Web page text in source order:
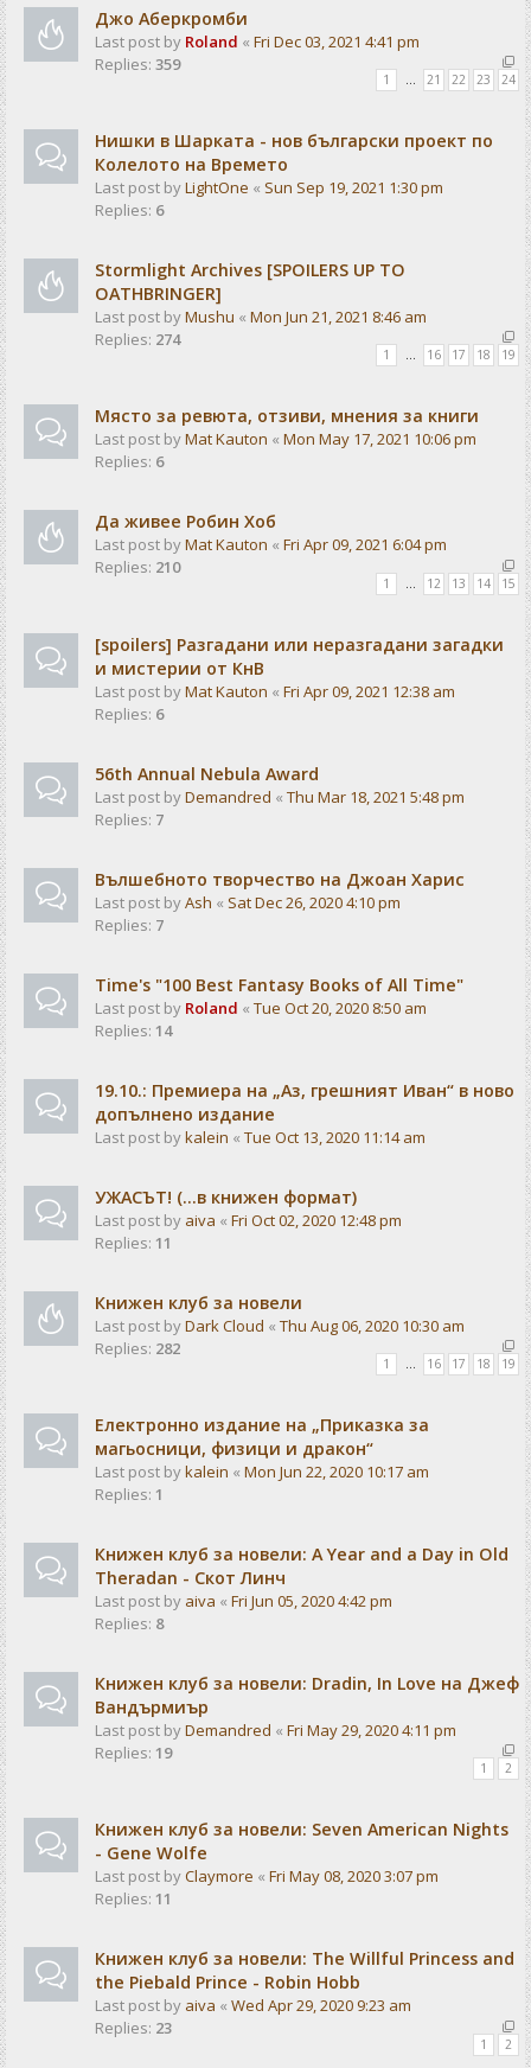
Джо Аберкромби
Last post by Roland « Fri Dec 03, 2021 4:41 pm
Replies: 359
1 … 21 22 23 24
Нишки в Шарката - нов български проект по
Колелото на Времето
Last post byLightOne « Sun Sep 19, 2021 1:30 pm
Replies: 6
Stormlight Archives [SPOILERS UP TO
OATHBRINGER]
Last post byMushu « Mon Jun 21, 2021 8:46 am
Replies: 274
1 … 16 17 18 19
Място за ревюта, отзиви, мнения за книги
Last post byMat Kauton « Mon May 17, 2021 10:06 pm
Replies: 6
Да живее Робин Хоб
Last post byMat Kauton « Fri Apr 09, 2021 6:04 pm
Replies: 210
1 12 13 14 15
[spoilers] Разгадани или неразгадани загадки
и мистерии от КнВ
Last post byMat Kauton « Fri Apr 09, 2021 12:38 am
Replies: 6
56th Annual Nebula Award
Last post byDemandred « Thu Mar 18, 2021 5:48 pm
Replies: 7
Вълшебното творчество на Джоан Харис
Last post byAsh « Sat Dec 26, 2020 4:10 pm
Replies: 7
Time's "100 Best Fantasy Books of All Time"
Last post by Roland « Tue Oct 20, 2020 8:50 am
Replies: 14
19.10.: Премиера на „Аз, грешният Иван“ в ново
допълнено издание
Last post bykalein « Tue Oct 13, 2020 11:14 am
УЖАСЪТ! (...в книжен формат)
Last post by aiva « Fri Oct 02, 2020 12:48 pm
Replies: 11
Книжен клуб за новели
Last post byDark Cloud « Thu Aug 06, 2020 10:30 am
Replies: 282
1 … 16 17 18 19
Електронно издание на „Приказка за
магьосници, физици и дракон“
Last post bykalein « Mon Jun 22, 2020 10:17 am
Replies: 1
Книжен клуб за новели: A Year and a Day in Old
Theradan - Скот Линч
Last post by aiva « Fri Jun 05, 2020 4:42 pm
Replies: 8
Книжен клуб за новели: Dradin, In Love на Джеф
Вандърмиър
Last post byDemandred « Fri May 29, 2020 4:11 pm
Replies: 19
1 2
Книжен клуб за новели: Seven American Nights
- Gene Wolfe
Last post byClaymore « Fri May 08, 2020 3:07 pm
Replies: 11
Книжен клуб за новели: The Willful Princess and
the Piebald Prince - Robin Hobb
Last post by aiva « Wed Apr 29, 2020 9:23 am
Replies: 23
1 2